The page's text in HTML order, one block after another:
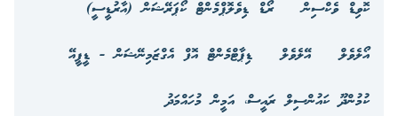
ކޮވިޑް ވެކްސިން
ރޯޑް ޑިވެލޮޕްމެންޓް ކޯޕަރޭޝަން (އާރުޑީސީ)
އޯލެވެލް
އޭލެވެލް
ޑިޕާޓްމެންޓް އޮފް އެގްޒަމިނޭޝަން - ޑީޕީއޭ
ކުމުންދޫ ކައުންސިލް ރައީސް، އަމީން މުހައްމަދު